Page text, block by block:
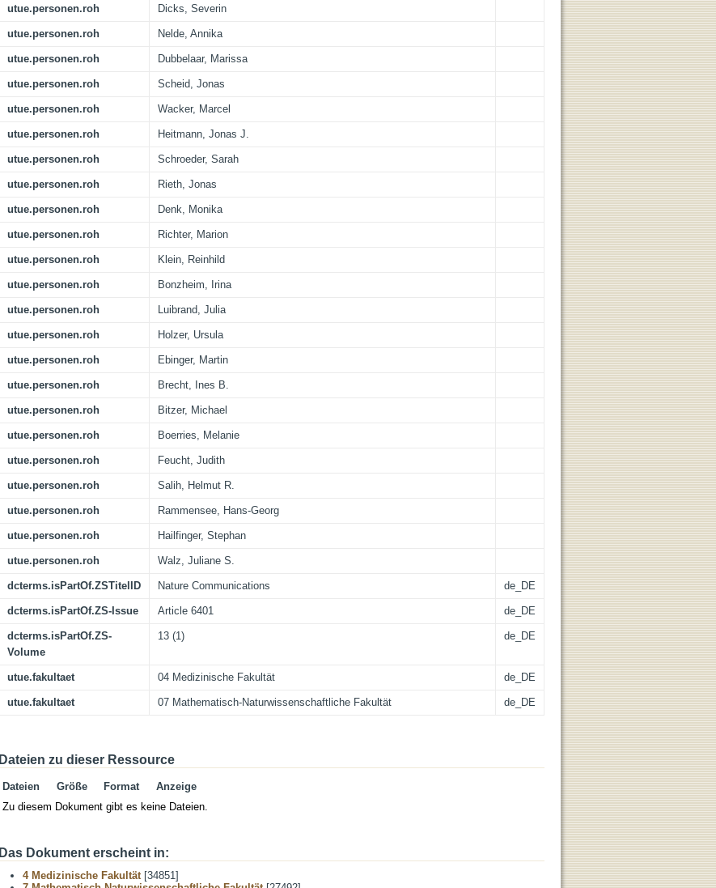
utue.personen.roh Dicks, Severin
utue.personen.roh Nelde, Annika
utue.personen.roh Dubbelaar, Marissa
utue.personen.roh Scheid, Jonas
utue.personen.roh Wacker, Marcel
utue.personen.roh Heitmann, Jonas J.
utue.personen.roh Schroeder, Sarah
utue.personen.roh Rieth, Jonas
utue.personen.roh Denk, Monika
utue.personen.roh Richter, Marion
utue.personen.roh Klein, Reinhild
utue.personen.roh Bonzheim, Irina
utue.personen.roh Luibrand, Julia
utue.personen.roh Holzer, Ursula
utue.personen.roh Ebinger, Martin
utue.personen.roh Brecht, Ines B.
utue.personen.roh Bitzer, Michael
utue.personen.roh Boerries, Melanie
utue.personen.roh Feucht, Judith
utue.personen.roh Salih, Helmut R.
utue.personen.roh Rammensee, Hans-Georg
utue.personen.roh Hailfinger, Stephan
utue.personen.roh Walz, Juliane S.
dcterms.isPartOf.ZSTitelID Nature Communications de_DE
dcterms.isPartOf.ZS-Issue Article 6401 de_DE
dcterms.isPartOf.ZS-
Volume
13 (1) de_DE
utue.fakultaet 04 Medizinische Fakultät de_DE
utue.fakultaet 07 Mathematisch-Naturwissenschaftliche Fakultät de_DE
Dateien zu dieser Ressource
Dateien Größe Format
Anzeige
Zu diesem Dokument gibt es keine Dateien.
Das Dokument erscheint in:
4 Medizinische Fakultät[34851]